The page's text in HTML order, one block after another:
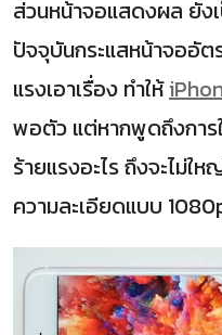
ส่วนหน้าจอแสดงผล ยัง
ปัจจุบันกระแสหน้าจออัต
แรงเอาเรื่อง ทำให้
พอตัว แต่หากพูดถึงการ
ร้ายแรงอะไร ถึงจะไม่ใ
ความละเอียดแบบ